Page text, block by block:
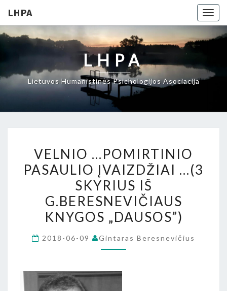
LHPA
LHPA
Lietuvos Humanistinės Psichologijos Asociacija
…
POMIRTINIO
PASAULIO
ĮVAIZDŽIAI
…
(3
SKYRIUS
IŠ
KNYGOS
VELNIO …POMIRTINIO
PASAULIO ĮVAIZDŽIAI …(3
SKYRIUS IŠ
G.BERESNEVIČIAUS
KNYGOS „DAUSOS”)
2018-06-09 Gintaras Beresnevičius